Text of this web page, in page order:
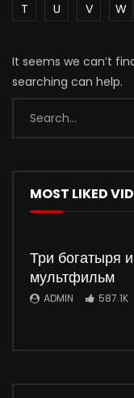
T
U V W
It seems we can’t
searching can help.
MOST LIKED
Три богатыря
мультфильм
ADMIN 587.1K